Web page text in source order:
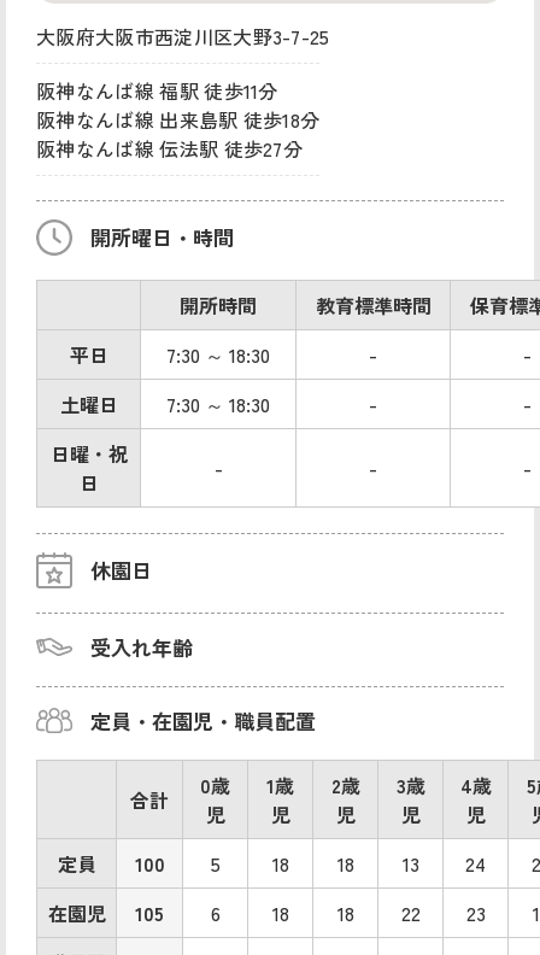
大阪府大阪市西淀川区大野3-7-25
阪神なんば線 福駅 徒歩11分
阪神なんば線 出来島駅 徒歩18分
阪神なんば線 伝法駅 徒歩27分
開所曜日・時間
開所時間 教育標準時間
保育標
平日
7:30 ～ 18:30 -
-
土曜日
7:30 ～ 18:30 -
-
日曜・祝
日
- - -
休園日
受入れ年齢
定員・在園児・職員配置
合計
0歳
児
1歳
児
2歳
児
3歳
児
4歳
児
定員
100 5 18 18 13 24
在園児
105 6 18 18 22 23